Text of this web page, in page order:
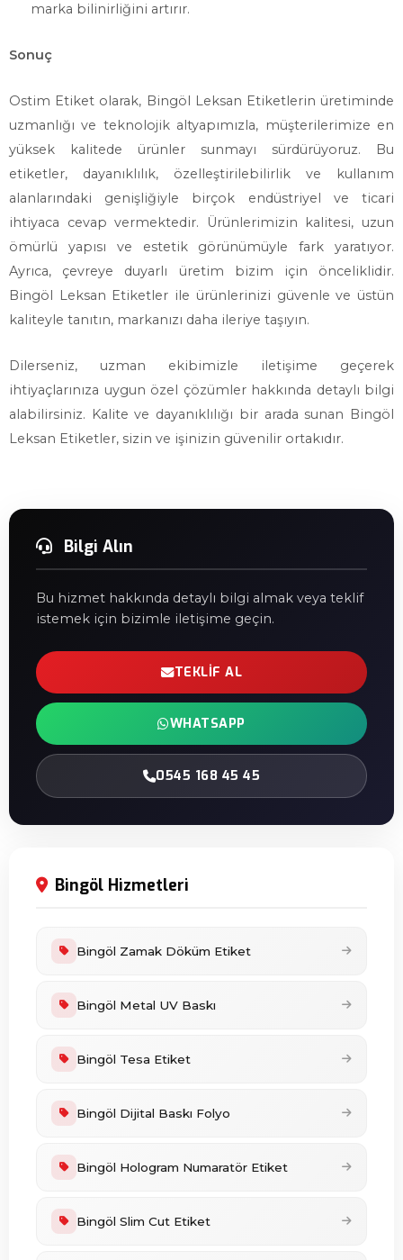
marka bilinirliğini artırır.
Sonuç
Ostim Etiket olarak, Bingöl Leksan Etiketlerin üretiminde
uzmanlığı ve teknolojik altyapımızla, müşterilerimize en
yüksek kalitede ürünler sunmayı sürdürüyoruz. Bu
etiketler, dayanıklılık, özelleştirilebilirlik ve kullanım
alanlarındaki genişliğiyle birçok endüstriyel ve ticari
ihtiyaca cevap vermektedir. Ürünlerimizin kalitesi, uzun
ömürlü yapısı ve estetik görünümüyle fark yaratıyor.
Ayrıca, çevreye duyarlı üretim bizim için önceliklidir.
Bingöl Leksan Etiketler ile ürünlerinizi güvenle ve üstün
kaliteyle tanıtın, markanızı daha ileriye taşıyın.
Dilerseniz, uzman ekibimizle iletişime geçerek
ihtiyaçlarınıza uygun özel çözümler hakkında detaylı bilgi
alabilirsiniz. Kalite ve dayanıklılığı bir arada sunan Bingöl
Leksan Etiketler, sizin ve işinizin güvenilir ortakıdır.
Bilgi Alın
Bu hizmet hakkında detaylı bilgi almak veya teklif
istemek için bizimle iletişime geçin.
TEKLIF AL
WHATSAPP
0545 168 45 45
Bingöl Hizmetleri
Bingöl Zamak Döküm Etiket
Bingöl Metal UV Baskı
Bingöl Tesa Etiket
Bingöl Dijital Baskı Folyo
Bingöl Hologram Numaratör Etiket
Bingöl Slim Cut Etiket